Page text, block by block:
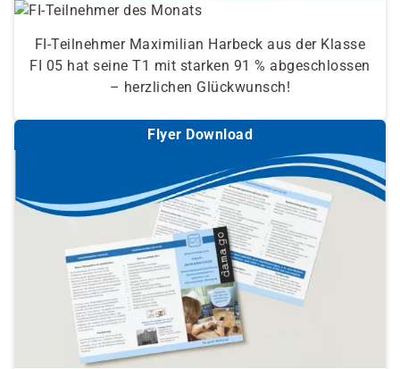
FI-Teilnehmer Maximilian Harbeck aus der Klasse
FI 05 hat seine T1 mit starken 91 % abgeschlossen
– herzlichen Glückwunsch!
Flyer Download